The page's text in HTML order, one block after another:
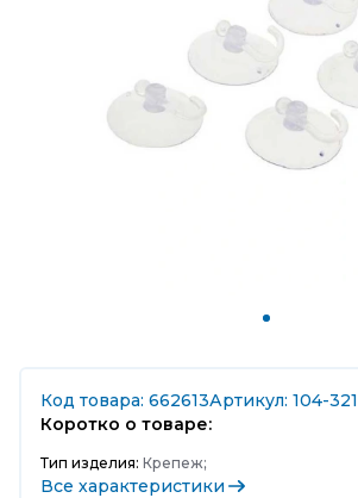
Код товара: 662613Артикул: 104-321
Коротко о товаре:
Тип изделия: Крепеж;
Все характеристики